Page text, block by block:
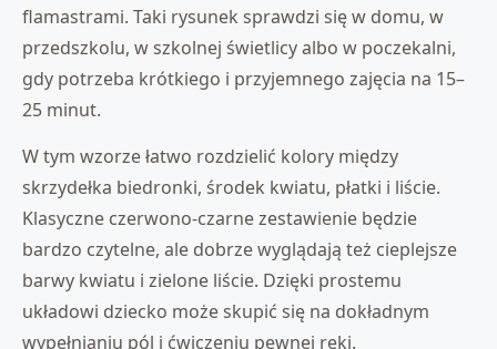
flamastrami. Taki rysunek sprawdzi się w domu, w
przedszkolu, w szkolnej świetlicy albo w poczekalni,
gdy potrzeba krótkiego i przyjemnego zajęcia na 15–
25 minut.
W tym wzorze łatwo rozdzielić kolory między
skrzydełka biedronki, środek kwiatu, płatki i liście.
Klasyczne czerwono-czarne zestawienie będzie
bardzo czytelne, ale dobrze wyglądają też cieplejsze
barwy kwiatu i zielone liście. Dzięki prostemu
układowi dziecko może skupić się na dokładnym
wypełnianiu pól i ćwiczeniu pewnej ręki.